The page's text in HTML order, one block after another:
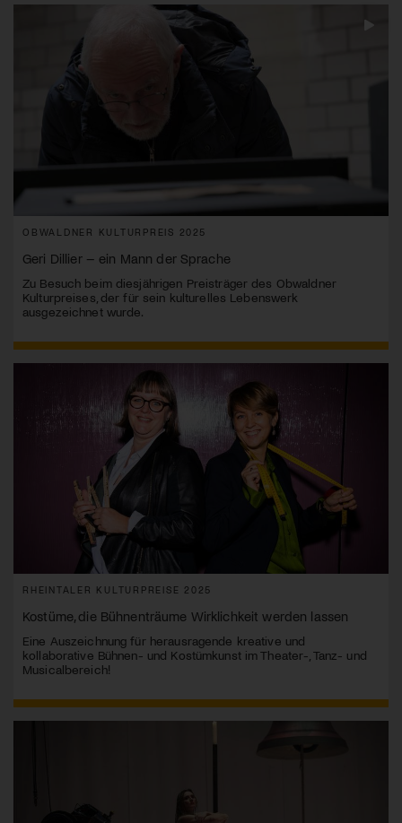
OBWALDNER KULTURPREIS 2025
Geri Dillier – ein Mann der Sprache
Zu Besuch beim diesjährigen Preisträger des Obwaldner
Kulturpreises, der für sein kulturelles Lebenswerk
ausgezeichnet wurde.
RHEINTALER KULTURPREISE 2025
Kostüme, die Bühnenträume Wirklichkeit werden lassen
Eine Auszeichnung für herausragende kreative und
kollaborative Bühnen- und Kostümkunst im Theater-, Tanz- und
Musicalbereich!